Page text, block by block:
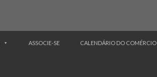
ASSOCIE-SE CALENDÁRIO DO COMÉRCIO